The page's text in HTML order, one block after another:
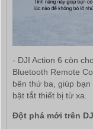
- DJI Action 6 còn
Bluetooth Remote
bên thứ ba, giúp
bật tắt thiết bị từ xa.
Đột phá mới trên